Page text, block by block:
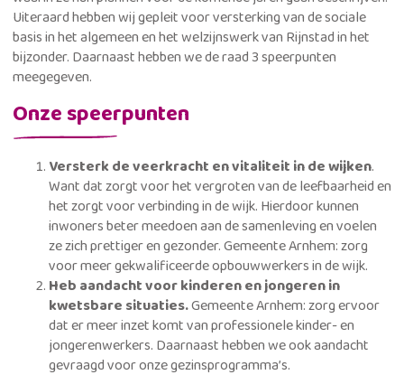
Uiteraard hebben wij gepleit voor versterking van de sociale
basis in het algemeen en het welzijnswerk van Rijnstad in het
bijzonder. Daarnaast hebben we de raad 3 speerpunten
meegegeven.
Onze speerpunten
Versterk de veerkracht en vitaliteit in de wijken.
Want dat zorgt voor het vergroten van de leefbaarheid en
het zorgt voor verbinding in de wijk. Hierdoor kunnen
inwoners beter meedoen aan de samenleving en voelen
ze zich prettiger en gezonder. Gemeente Arnhem: zorg
voor meer gekwalificeerde opbouwwerkers in de wijk.
Heb aandacht voor kinderen en jongeren in
kwetsbare situaties.Gemeente Arnhem: zorg ervoor
dat er meer inzet komt van professionele kinder- en
jongerenwerkers. Daarnaast hebben we ook aandacht
gevraagd voor onze gezinsprogramma’s.